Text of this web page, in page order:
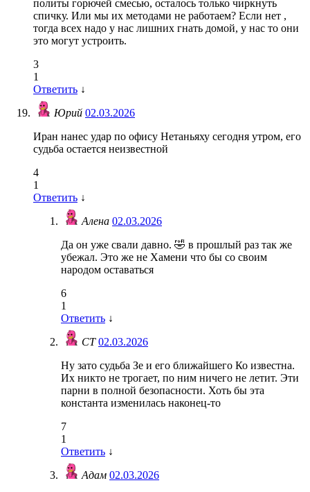
политы горючей смесью, осталось только чиркнуть
спичку. Или мы их методами не работаем? Если нет ,
тогда всех надо у нас лишних гнать домой, у нас то они
это могут устроить.
3
1
Ответить ↓
Юрий 02.03.2026
Иран нанес удар по офису Нетаньяху сегодня утром, его
судьба остается неизвестной
4
1
Ответить ↓
Алена 02.03.2026
Да он уже свали давно. 🤣 в прошлый раз так же
убежал. Это же не Хамени что бы со своим
народом оставаться
6
1
Ответить ↓
СТ02.03.2026
Ну зато судьба Зе и его ближайшего Ко известна.
Их никто не трогает, по ним ничего не летит. Эти
парни в полной безопасности. Хоть бы эта
константа изменилась наконец-то
7
1
Ответить ↓
Адам 02.03.2026